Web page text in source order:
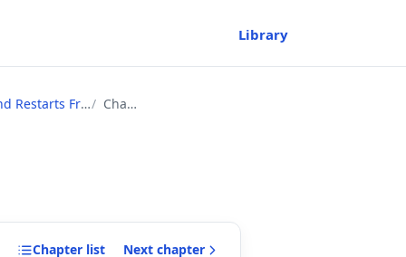
Library
1 as Classless~ Chapter
Chapter list Next chapter